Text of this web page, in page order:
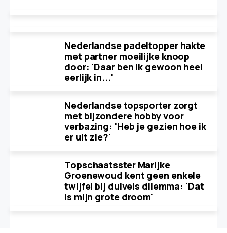
Nederlandse padeltopper hakte
met partner moeilijke knoop
door: 'Daar ben ik gewoon heel
eerlijk in...'
Nederlandse topsporter zorgt
met bijzondere hobby voor
verbazing: 'Heb je gezien hoe ik
er uit zie?'
Topschaatsster Marijke
Groenewoud kent geen enkele
twijfel bij duivels dilemma: 'Dat
is mijn grote droom'